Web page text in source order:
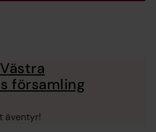
församling
äventyr!